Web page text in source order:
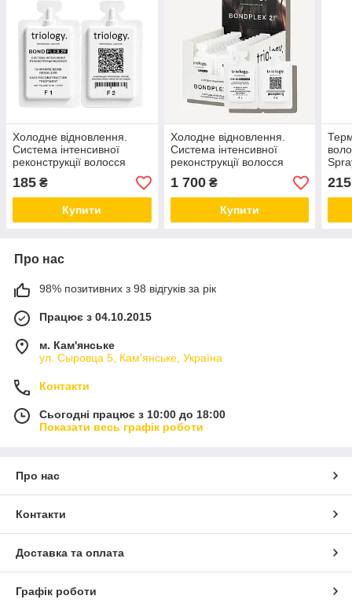
Холодне відновлення.
Система інтенсивної
реконструкції волосся
Triology BONDPLEX 2F (1
застосування)
185 ₴
Купити
Холодне відновлення.
Система інтенсивної
реконструкції волосся
Triology BONDPLEX 2F (10
застосування)
1 700₴
Купити
215
Про нас
98% позитивних з 98 відгуків за рік
Працює з 04.10.2015
м. Кам'янське
ул. Сыровца 5, Кам'янське, Україна
Контакти
Сьогодні працює з 10:00 до 18:00
Показати весь графік роботи
Про нас
Контакти
Доставка та оплата
Графік роботи